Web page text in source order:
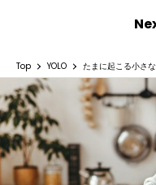
Top YOLO たまに起こる小さ